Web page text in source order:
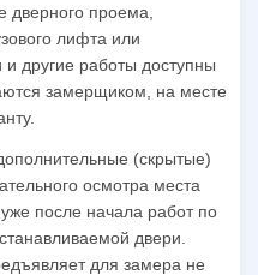
проема,
лифта или
другие работы доступны
замерщиком, на месте
(скрытые)
осмотра места
после начала работ по
двери.
для замера не